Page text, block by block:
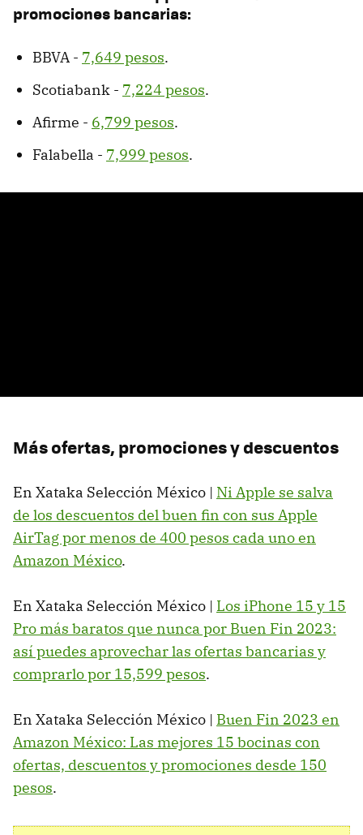
promociones bancarias:
BBVA - 7,649 pesos.
Scotiabank - 7,224 pesos.
Afirme - 6,799 pesos.
Falabella - 7,999 pesos.
Más ofertas, promociones y descuentos
En Xataka Selección México | Ni Apple se salva
de los descuentos del buen fin con sus Apple
AirTag por menos de 400 pesos cada uno en
Amazon México.
En Xataka Selección México | Los iPhone 15 y 15
Pro más baratos que nunca por Buen Fin 2023:
así puedes aprovechar las ofertas bancarias y
comprarlo por 15,599 pesos.
En Xataka Selección México | Buen Fin 2023 en
Amazon México: Las mejores 15 bocinas con
ofertas, descuentos y promociones desde 150
pesos.